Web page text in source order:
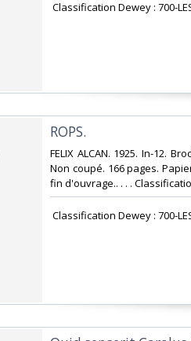
Classification Dewey : 700-
‎ROPS.‎
‎FELIX ALCAN. 1925. In-12.
Non coupé. 166 pages.
fin d'ouvrage.. . . .
Classification Dewey : 700-